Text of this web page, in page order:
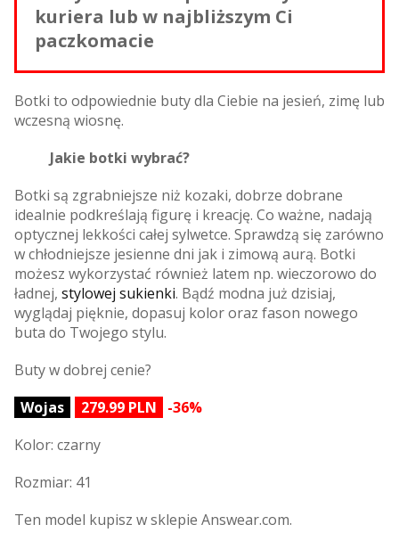
kuriera lub w najbliższym Ci
paczkomacie
Botki to odpowiednie buty dla Ciebie na jesień, zimę lub
wczesną wiosnę.
Jakie botki wybrać?
Botki są zgrabniejsze niż kozaki, dobrze dobrane
idealnie podkreślają figurę i kreację. Co ważne, nadają
optycznej lekkości całej sylwetce. Sprawdzą się zarówno
w chłodniejsze jesienne dni jak i zimową aurą. Botki
możesz wykorzystać również latem np. wieczorowo do
ładnej, stylowej sukienki. Bądź modna już dzisiaj,
wyglądaj pięknie, dopasuj kolor oraz fason nowego
buta do Twojego stylu.
Buty w dobrej cenie?
Wojas
279.99 PLN
-36%
Kolor: czarny
Rozmiar: 41
Ten model kupisz w sklepie Answear.com.